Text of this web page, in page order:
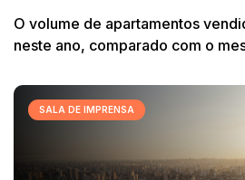
O volume de apartamentos
neste ano, comparado com o
SALA DE IMPRENSA